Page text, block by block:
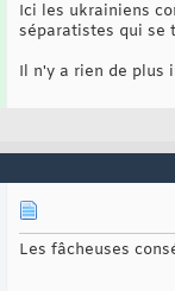
Ici les ukrainiens
séparatistes qui se
Il n'y a rien de plus
Les fâcheuses